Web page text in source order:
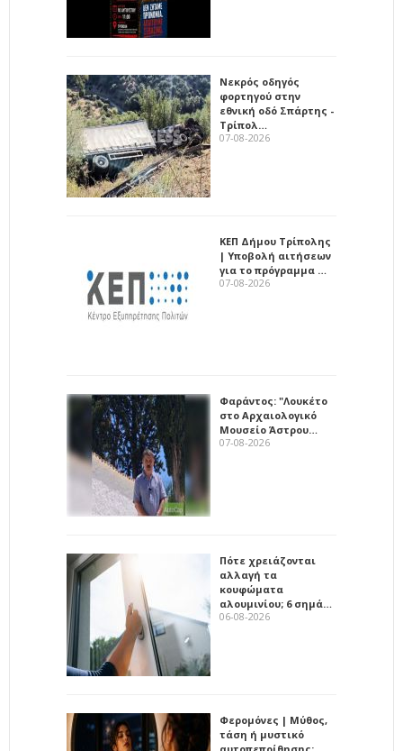
Νεκρός οδηγός
φορτηγού στην
εθνική οδό Σπάρτης -
Τρίπολ…
07-08-2026
ΚΕΠ Δήμου Τρίπολης
| Υποβολή αιτήσεων
για το πρόγραμμα …
07-08-2026
Φαράντος: "Λουκέτο
στο Αρχαιολογικό
Μουσείο Άστρου…
07-08-2026
Πότε χρειάζονται
αλλαγή τα
κουφώματα
αλουμινίου; 6 σημά…
06-08-2026
Φερομόνες | Μύθος,
τάση ή μυστικό